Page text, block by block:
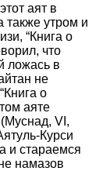
аят в
также утром и
“Книга о
что
ложась в
не
о
аяте
VI,
Курси
и стараемся
намазов